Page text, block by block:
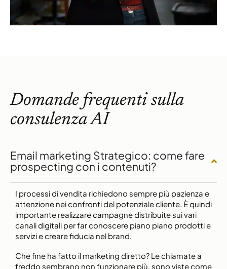
Domande frequenti sulla
consulenza AI
Email marketing Strategico: come fare
prospecting con i contenuti?
I processi di vendita richiedono sempre più pazienza e
attenzione nei confronti del potenziale cliente. È quindi
importante realizzare campagne distribuite sui vari
canali digitali per far conoscere piano piano prodotti e
servizi e creare fiducia nel brand.
Che fine ha fatto il marketing diretto? Le chiamate a
freddo sembrano non funzionare più, sono viste come